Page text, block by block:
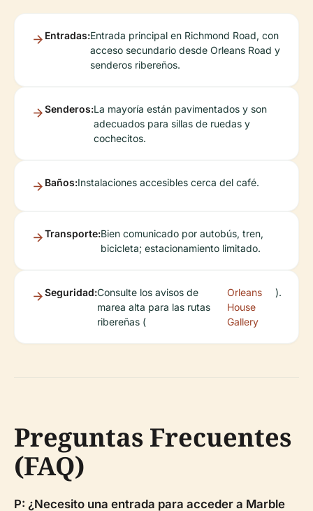
Entradas:Entrada principal en Richmond Road, con
acceso secundario desde Orleans Road y
senderos ribereños.
Senderos:La mayoría están pavimentados y son
adecuados para sillas de ruedas y
cochecitos.
Baños:Instalaciones accesibles cerca del café.
Transporte:Bien comunicado por autobús, tren,
bicicleta; estacionamiento limitado.
Seguridad:Consulte los avisos de
marea alta para las rutas
ribereñas (
Orleans
House
Gallery
).
Preguntas Frecuentes
(FAQ)
P: ¿Necesito una entrada para acceder a Marble